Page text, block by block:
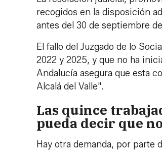
recogidos en la disposición
antes del 30 de septiembre
El fallo del Juzgado de lo
2022 y 2025, y que no ha
Andalucía asegura que esta
Alcalá del Valle".
Las quince
pueda decir que
Hay otra demanda, por parte